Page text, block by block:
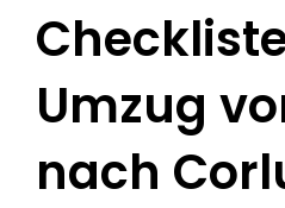
Umzug
nach